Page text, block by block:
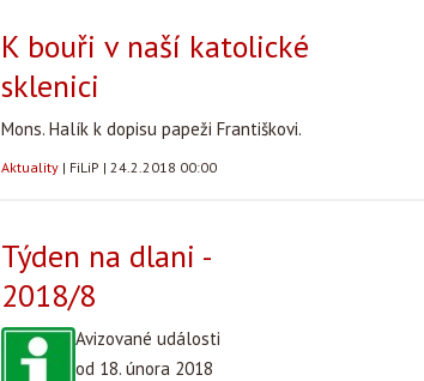
K bouři v naší katolické
sklenici
Mons. Halík k dopisu papeži Františkovi.
Aktuality | FiLiP | 24.2.2018 00:00
Týden na dlani -
2018/8
Avizované události
od 18. února 2018